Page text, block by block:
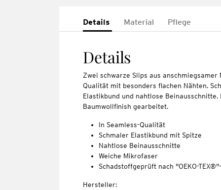
Details Material Pflege
Details
Zwei schwarze Slips aus
Qualität mit besonders flachen Nähten.
Elastikbund und nahtlose
Baumwollfinish gearbeitet.
In Seamless-Qualität
Schmaler Elastikbund mit Spitze
Nahtlose Beinausschnitte
Weiche Mikrofaser
Schadstoffgeprüft nach "OEKO-
Hersteller: